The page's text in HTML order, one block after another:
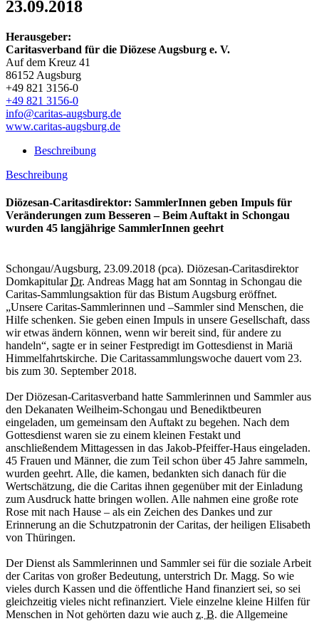
23.09.2018
Herausgeber:
Caritasverband für die Diözese Augsburg e. V.
Auf dem Kreuz 41
86152 Augsburg
+49 821 3156-0
+49 821 3156-0
info@caritas-augsburg.de
www.caritas-augsburg.de
Beschreibung
Beschreibung
Diözesan-Caritasdirektor: SammlerInnen geben Impuls für
Veränderungen zum Besseren – Beim Auftakt in Schongau
wurden 45 langjährige SammlerInnen geehrt
Schongau/Augsburg, 23.09.2018 (pca). Diözesan-Caritasdirektor
DomkapitularDr. Andreas Magg hat am Sonntag in Schongau die
Caritas-Sammlungsaktion für das Bistum Augsburg eröffnet.
„Unsere Caritas-Sammlerinnen und –Sammler sind Menschen, die
Hilfe schenken. Sie geben einen Impuls in unsere Gesellschaft, dass
wir etwas ändern können, wenn wir bereit sind, für andere zu
handeln“, sagte er in seiner Festpredigt im Gottesdienst in Mariä
Himmelfahrtskirche. Die Caritassammlungswoche dauert vom 23.
bis zum 30. September 2018.
Der Diözesan-Caritasverband hatte Sammlerinnen und Sammler aus
den Dekanaten Weilheim-Schongau und Benediktbeuren
eingeladen, um gemeinsam den Auftakt zu begehen. Nach dem
Gottesdienst waren sie zu einem kleinen Festakt und
anschließendem Mittagessen in das Jakob-Pfeiffer-Haus eingeladen.
45 Frauen und Männer, die zum Teil schon über 45 Jahre sammeln,
wurden geehrt. Alle, die kamen, bedankten sich danach für die
Wertschätzung, die die Caritas ihnen gegenüber mit der Einladung
zum Ausdruck hatte bringen wollen. Alle nahmen eine große rote
Rose mit nach Hause – als ein Zeichen des Dankes und zur
Erinnerung an die Schutzpatronin der Caritas, der heiligen Elisabeth
von Thüringen.
Der Dienst als Sammlerinnen und Sammler sei für die soziale Arbeit
der Caritas von großer Bedeutung, unterstrich Dr. Magg. So wie
vieles durch Kassen und die öffentliche Hand finanziert sei, so sei
gleichzeitig vieles nicht refinanziert. Viele einzelne kleine Hilfen für
Menschen in Not gehörten dazu wie auch z. B. die Allgemeine